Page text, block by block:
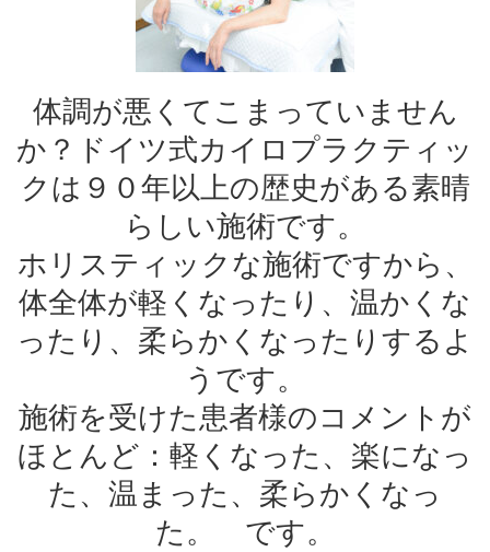
体調が悪くてこまっていません
か？ドイツ式カイロプラクティッ
クは９０年以上の歴史がある素晴
らしい施術です。
ホリスティックな施術ですから、
体全体が軽くなったり、温かくな
ったり、柔らかくなったりするよ
うです。
施術を受けた患者様のコメントが
ほとんど：軽くなった、楽になっ
た、温まった、柔らかくなっ
た。 です。